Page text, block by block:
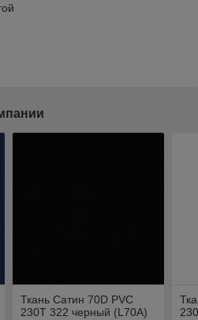
Ткань Сатин 70D PVC
230Т 322 черный (L70A)